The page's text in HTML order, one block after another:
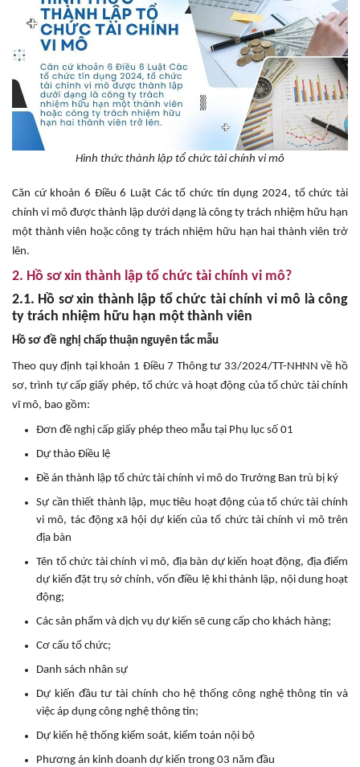
Hình thức thành lập tổ chức tài chính vi mô
Căn cứ khoản 6 Điều 6 Luật Các tổ chức tín dụng 2024, tổ chức tài
chính vi mô được thành lập dưới dạng là công ty trách nhiệm hữu hạn
một thành viên hoặc công ty trách nhiệm hữu hạn hai thành viên trở
lên.
2. Hồ sơ xin thành lập tổ chức tài chính vi mô?
2.1. Hồ sơ xin thành lập tổ chức tài chính vi mô là công
ty trách nhiệm hữu hạn một thành viên
Hồ sơ đề nghị chấp thuận nguyên tắc mẫu
Theo quy định tại khoản 1 Điều 7 Thông tư 33/2024/TT-NHNN về hồ
sơ, trình tự cấp giấy phép, tổ chức và hoạt động của tổ chức tài chính
vĩ mô, bao gồm:
Đơn đề nghị cấp giấy phép theo mẫu tại Phụ lục số 01
Dự thảo Điều lệ
Đề án thành lập tổ chức tài chính vi mô do Trưởng Ban trù bị ký
Sự cần thiết thành lập, mục tiêu hoạt động của tổ chức tài chính
vi mô, tác động xã hội dự kiến của tổ chức tài chính vi mô trên
địa bàn
Tên tổ chức tài chính vi mô, địa bàn dự kiến hoạt động, địa điểm
dự kiến đặt trụ sở chính, vốn điều lệ khi thành lập, nội dung hoạt
động;
Các sản phẩm và dịch vụ dự kiến sẽ cung cấp cho khách hàng;
Cơ cấu tổ chức;
Danh sách nhân sự
Dự kiến đầu tư tài chính cho hệ thống công nghệ thông tin và
việc áp dụng công nghệ thông tin;
Dự kiến hệ thống kiểm soát, kiểm toán nội bộ
Phương án kinh doanh dự kiến trong 03 năm đầu